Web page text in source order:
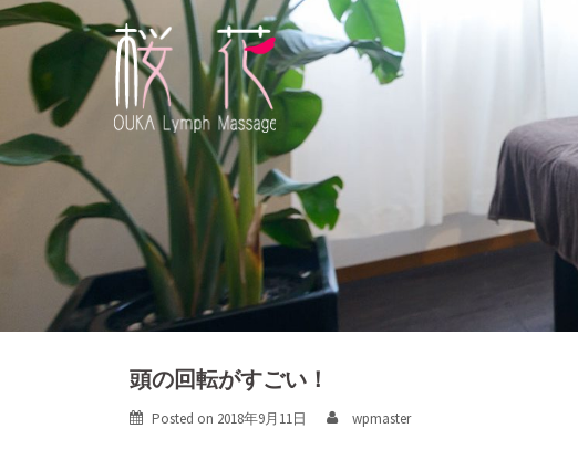
Skip
content
頭の回転がすごい！
Posted on 2018年9月11日 wpmaster